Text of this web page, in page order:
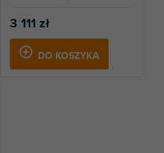
3 111 zł
DO KOSZYKA